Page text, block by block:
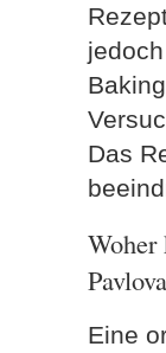
Das
Eine